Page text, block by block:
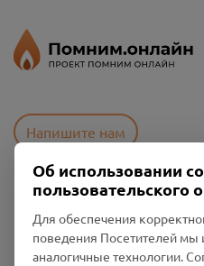
Напишите нам
Политика конфиденциальности
Промо-материалы
Об использовании
пользовательского
Для обеспечения
поведения Посетителей мы
аналогичные технологии.